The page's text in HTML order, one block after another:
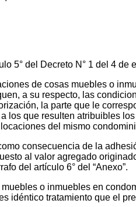
5° del Decreto N° 1 del 4 de
de cosas muebles o
a su respecto, las
la parte que le
los que resulten atribuibles
del mismo
consecuencia de la
al valor agregado
del artículo 6° del “Anexo”.
o inmuebles en
idéntico tratamiento que el